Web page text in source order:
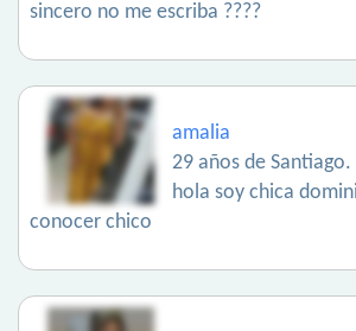
sincero no me escriba ????
amalia
29 años de Santiago.
hola soy chica
conocer chico